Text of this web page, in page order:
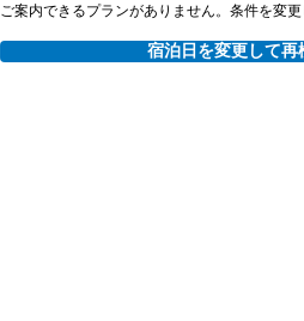
ご案内できるプランがありません。条件を変更
宿泊日を変更して再